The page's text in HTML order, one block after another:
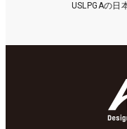
USLPGAの日